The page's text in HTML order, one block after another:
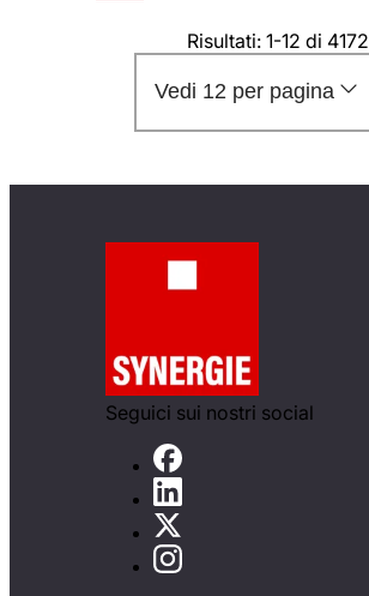
Risultati: 1-12 di 4172
Vedi 12 per pagina
Seguici sui nostri social